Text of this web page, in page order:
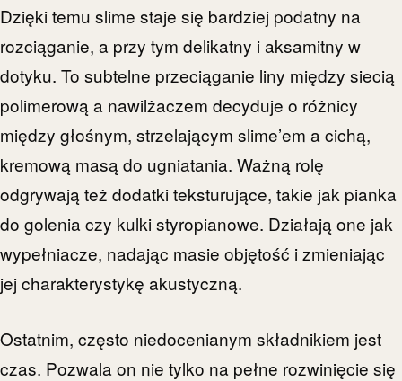
Dzięki temu slime staje się bardziej podatny na
rozciąganie, a przy tym delikatny i aksamitny w
dotyku. To subtelne przeciąganie liny między siecią
polimerową a nawilżaczem decyduje o różnicy
między głośnym, strzelającym slime’em a cichą,
kremową masą do ugniatania. Ważną rolę
odgrywają też dodatki teksturujące, takie jak pianka
do golenia czy kulki styropianowe. Działają one jak
wypełniacze, nadając masie objętość i zmieniając
jej charakterystykę akustyczną.
Ostatnim, często niedocenianym składnikiem jest
czas. Pozwala on nie tylko na pełne rozwinięcie się